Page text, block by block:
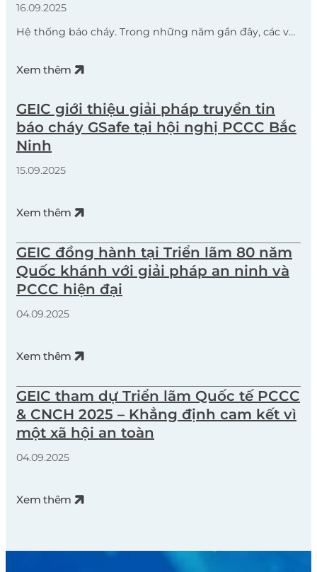
16.09.2025
Hệ thống báo cháy. Trong những năm gần đây, các vụ
lại hậu quả nặng nề về người và tài sản. Nguyên nhân
nhiệt, hoặc thiếu kiểm tra an toàn định […]
Xem thêm
GEIC giới thiệu giải pháp truyền tin
báo cháy GSafe tại hội nghị PCCC Bắc
Ninh
15.09.2025
Xem thêm
GEIC đồng hành tại Triển lãm 80 năm
Quốc khánh với giải pháp an ninh và
PCCC hiện đại
04.09.2025
Xem thêm
GEIC tham dự Triển lãm Quốc tế PCCC
& CNCH 2025 – Khẳng định cam kết vì
một xã hội an toàn
04.09.2025
Xem thêm